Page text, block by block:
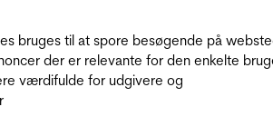
bruges til at spore besøgende på
der er relevante for den enkelte
værdifulde for udgivere og